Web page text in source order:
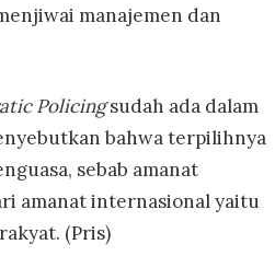
manajemen dan
Policingsudah ada dalam
bahwa terpilihnya
sebab amanat
amanat internasional yaitu
(Pris)